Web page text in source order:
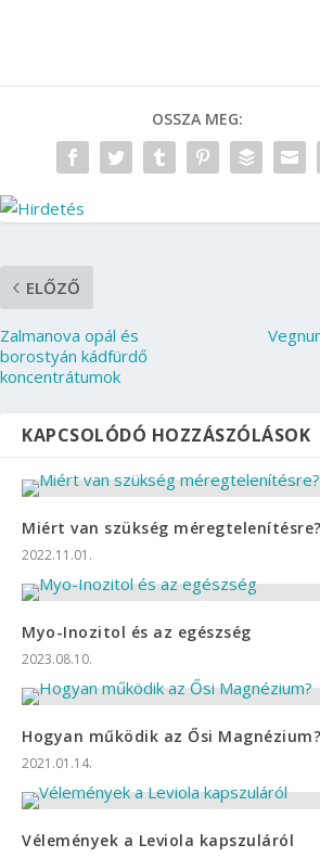
OSSZA MEG:
ELŐZŐ
Zalmanova opál és
borostyán kádfürdő
koncentrátumok
KAPCSOLÓDÓ HOZZÁSZÓLÁSOK
Miért van szükség méregtelenítésre?
2022.11.01.
Myo-Inozitol és az egészség
2023.08.10.
Hogyan működik az Ősi Magnézium?
2021.01.14.
Vélemények a Leviola kapszuláról